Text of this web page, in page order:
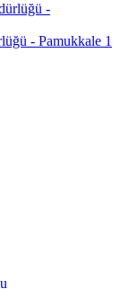
-
- Pamukkale 1